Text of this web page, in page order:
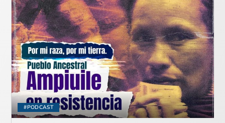
#PODCAST